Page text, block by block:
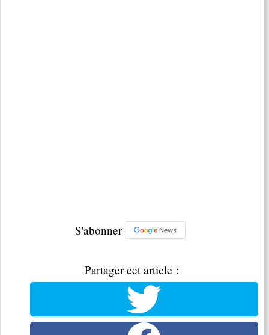
S'abonner
Partager cet article :